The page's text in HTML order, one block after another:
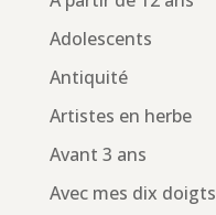
Adolescents
Antiquité
Artistes en herbe
Avant 3 ans
Avec mes dix doigts